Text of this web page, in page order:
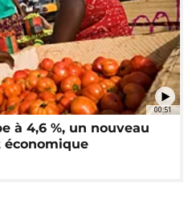
00:51
à 4,6 %, un nouveau
économique